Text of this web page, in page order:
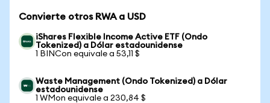
Convierte otros RWA a USD
iShares Flexible Income Active ETF (Ondo
Tokenized) a Dólar estadounidense
1 BINCon equivale a 53,11 $
Waste Management (Ondo Tokenized) a Dólar
estadounidense
1 WMon equivale a 230,84 $